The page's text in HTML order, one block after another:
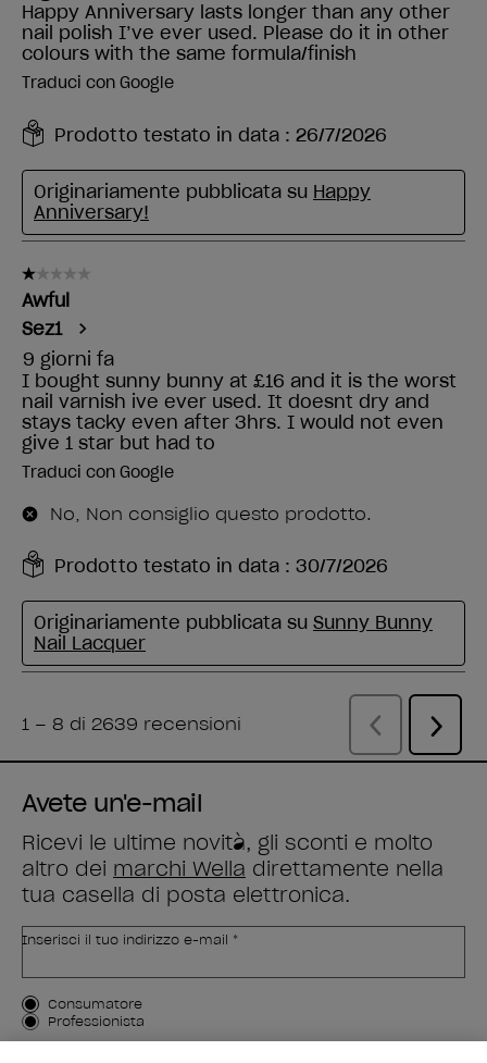
Avete un'e-mail
Ricevi le ultime novità, gli sconti e molto
altro dei marchi Wella direttamente nella
tua casella di posta elettronica.
Inserisci il tuo indirizzo e-mail *
Tipo di cliente
Consumatore
Professionista